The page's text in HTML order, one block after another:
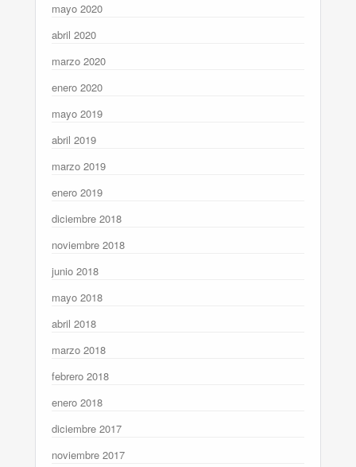
mayo 2020
abril 2020
marzo 2020
enero 2020
mayo 2019
abril 2019
marzo 2019
enero 2019
diciembre 2018
noviembre 2018
junio 2018
mayo 2018
abril 2018
marzo 2018
febrero 2018
enero 2018
diciembre 2017
noviembre 2017